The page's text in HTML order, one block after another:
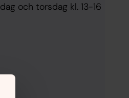
och torsdag kl. 13-16